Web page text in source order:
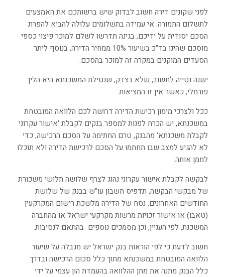
לפני שקונים דירה חשוב לבדוק שיש ברשותכם את האמצעים
לתשלום התמורה. אי עמידה בתשלומים עלולה להביא להפרת
הסכם יסודית על ידיכם, בגינה תדרשו לשלם למוכר פיצוי כספי
מוסכם שהינו בד"כ בשיעור 10% ממחיר הדירה, בנוסף ליתר
הסעדים המוקנים במקרה זה למוכר בהסכם.
ישנה נטייה לחשוב, שלא בצדק, שנטילת המשכנתא היא הליך
פורמלי, כאשר אין זו המציאות.
ככל ולצרכי מימון רכישת הדירה דרושה לכם הלוואה המובטחת
במשכנתא, יש הכרח לפנות למספר בנקים לקבלת 'אישור עקרוני
לקבלת משכנתא' מהבנק, טרם החתימה על הסכם הרכישה, כדי
לא להגיע למצב שבו תחתמו על הסכם לרכישת הדירה ולא תוכלו
לממן אותה.
לבקשה לקבלת אישור עקרוני נהוג לצרף שלושה תלושי משכורת
של מבקשי הבקשה, תדפיס חשבון עו"ש בבנק של שלושת
החודשים האחרונים, נסח של הדירה מלשכת רישום המקרקעין
(טאבו) או אישור זכויות מרשות מקרקעי ישראל או מהחברה
המשכנת, לפי העניין, וכן מסמכים נוספים בהתאם לנסיבות.
חשוב לדעת כי לפי הוראות בנק ישראל יש מגבלה על שיעור
הלוואה המובטחת במשכנתא מתוך כלל סכום הרכישה ובדרך
כלל הבנק מתנה את מתן ההלוואה בהעמדת הון עצמי על ידי